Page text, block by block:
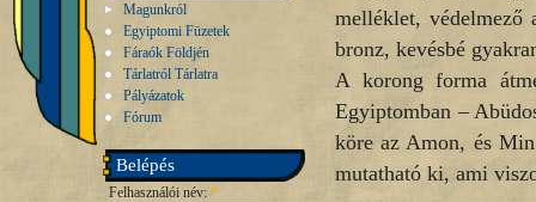
Magunkról
Egyiptomi Füzetek
Fáraók Földjén
Tárlatról Tárlatra
Pályázatok
Fórum
Belépés
Felhasználói név: *
melléklet, védelmező
bronz, kevésbé
A korong forma
Egyiptomban –
köre az Amon, és
mutatható ki, ami